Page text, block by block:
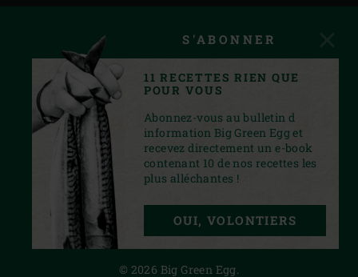
PRIVACY STATEMENT
© 2026 Big Green Egg.
S'ABONNER
11 RECETTES RIEN QUE
POUR VOUS
Abonnez-vous au bulletin d
information Big Green Egg et
recevez directement un e-book
contenant 10 de nos recettes les
plus alléchantes !
OUI, VOLONTIERS